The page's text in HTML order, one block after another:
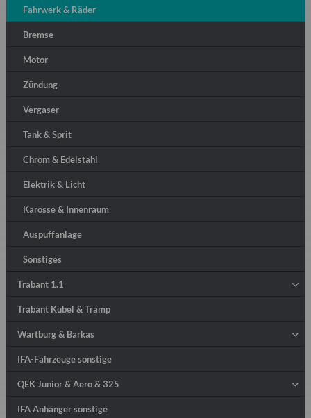
Fahrwerk & Räder
Bremse
Motor
Zündung
Vergaser
Tank & Sprit
Chrom & Edelstahl
Elektrik & Licht
Karosse & Innenraum
Auspuffanlage
Sonstiges
Trabant 1.1
Trabant Kübel & Tramp
Wartburg & Barkas
IFA-Fahrzeuge sonstige
QEK Junior & Aero & 325
IFA Anhänger sonstige